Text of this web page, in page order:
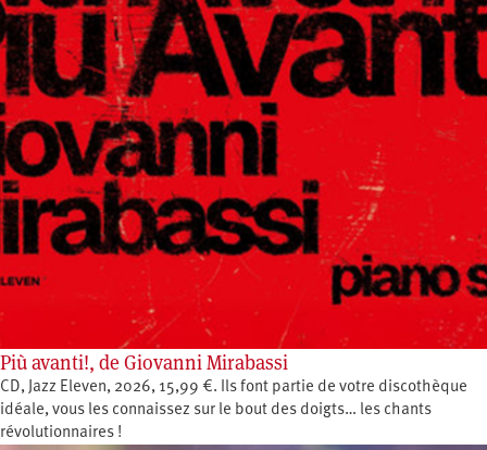
Più avanti!, de Giovanni Mirabassi
CD, Jazz Eleven, 2026, 15,99 €. Ils font partie de votre discothèque
idéale, vous les connaissez sur le bout des doigts… les chants
révolutionnaires !